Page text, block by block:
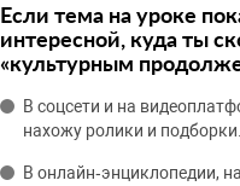
Если тема на уроке
интересной, куда ты
«культурным
В соцсети и на
нахожу ролики и подборки.
В онлайн‑энциклопедии,